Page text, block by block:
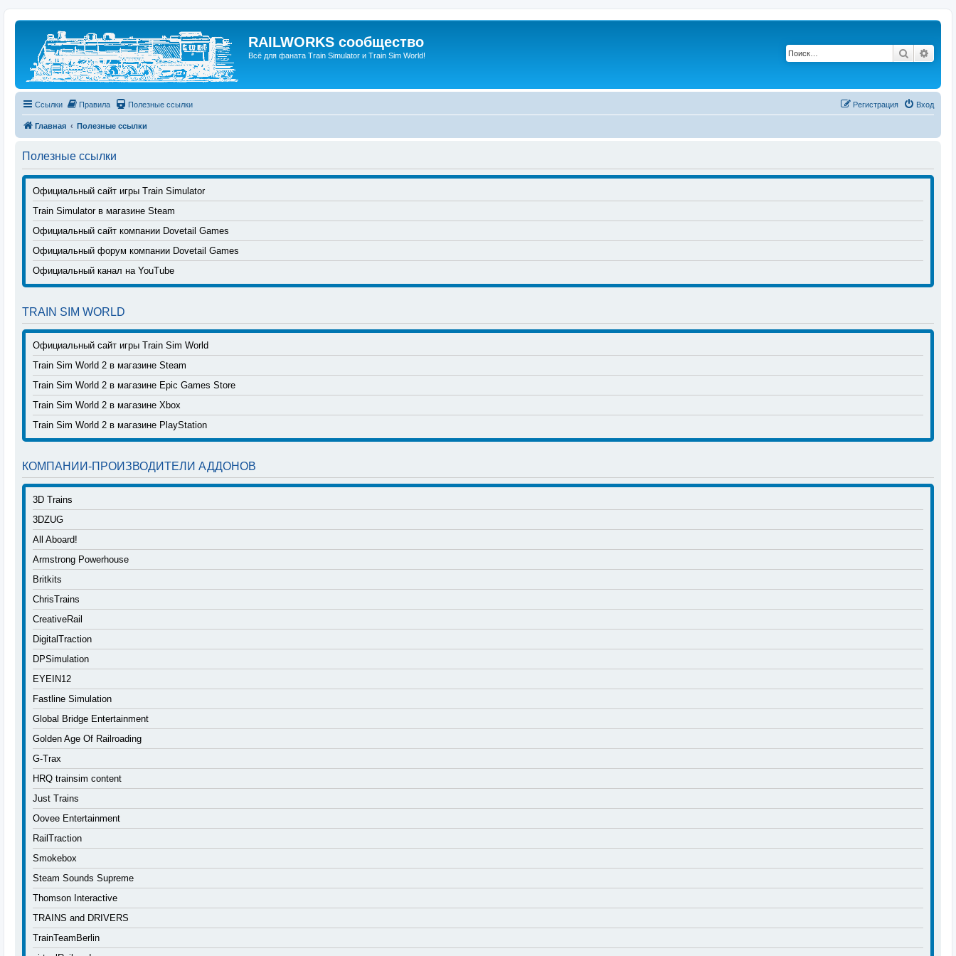
RAILWORKS сообщество
Всё для фаната Train Simulator и Train Sim World! Поиск
Ссылки Правила Полезные ссылки Вход
Регистрация
Главная Полезные ссылки
Полезные ссылки
Официальный сайт игры Train Simulator
Train Simulator в магазине Steam
Официальный сайт компании Dovetail Games
Официальный форум компании Dovetail Games
Официальный канал на YouTube
TRAIN SIM WORLD
Официальный сайт игры Train Sim World
Train Sim World 2 в магазине Steam
Train Sim World 2 в магазине Epic Games Store
Train Sim World 2 в магазине Xbox
Train Sim World 2 в магазине PlayStation
КОМПАНИИ-ПРОИЗВОДИТЕЛИ АДДОНОВ
3D Trains
3DZUG
All Aboard!
Armstrong Powerhouse
Britkits
ChrisTrains
CreativeRail
DigitalTraction
DPSimulation
EYEIN12
Fastline Simulation
Global Bridge Entertainment
Golden Age Of Railroading
G-Trax
HRQ trainsim content
Just Trains
Oovee Entertainment
RailTraction
Smokebox
Steam Sounds Supreme
Thomson Interactive
TRAINS and DRIVERS
TrainTeamBerlin